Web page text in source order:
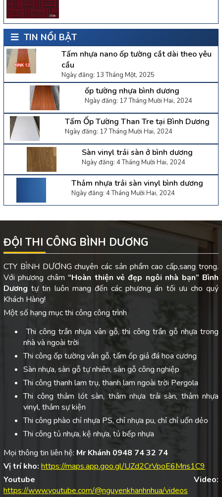
TIN NỔI BẬT
Tấm nhựa nano ốp tường cắt dài theo yêu
cầu
Ngày đăng: 13 Tháng Một, 2025
ốp tường nhựa bình dương
Ngày đăng: 17 Tháng Mười Hai, 2024
Tấm Ốp Tường Than Tre tại Bình Dương
Ngày đăng: 17 Tháng Mười Hai, 2024
Sàn vinyl trải sàn ở bình dương
Ngày đăng: 4 Tháng Mười Hai, 2024
Thảm nhựa trải sàn vinyl bình dương
Ngày đăng: 4 Tháng Mười Hai, 2024
ĐỘI THI CÔNG BÌNH DƯƠNG
CTY BÌNH DƯƠNG chuyên các sản phẩm cao cấp,sang trọng.
Với phương châm “Hoàn thiện vẻ đẹp ngôi nhà bạn” Bình
Dươngtự tin luôn mang đến các phương án tối ưu cho quý
Khách Hàng!
Một số hạng mục thi công công trình
Thi công trần nhựa vân gỗ, thi công trần gỗ nhựa trong
nhà và ngoài trời
Thi công ốp tường vân gỗ, tấm ốp giả đá hoa cương
Sàn nhựa, sàn gỗ tự nhiên, sàn gỗ công nghiệp
Thi công thanh lam trụ, thanh lam ngoài trời Pergola
Thi công thảm lót sàn, thảm nhựa trải sàn, thảm nhựa
vinyl, thảm sự kiện
Thi công phào chỉ nhựa PS, chỉ nhựa pu, chỉ chỉ uốn dẻo
Thi công tủ nhựa, kệ nhựa, tủ bếp nhựa
Mọi thông tin liên hệ: Mr Khánh 0948 74 32 74
Vị trí kho: https://maps.app.goo.gl/UZd2CrVpoE6Mns1C9
Youtube Video:
https://www.youtube.com/@nguyenkhanhnhua/videos